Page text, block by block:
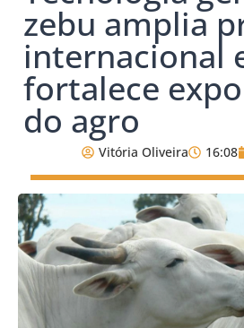
zebu amplia
internacional
fortalece
do agro
Vitória Oliveira 16:08